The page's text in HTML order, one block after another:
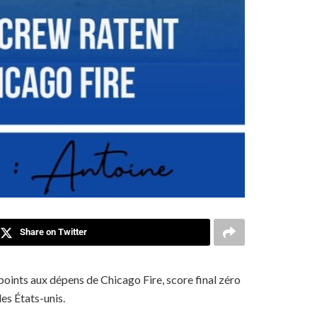
Share on Twitter
aux dépens de Chicago Fire, score final zéro
États-unis.